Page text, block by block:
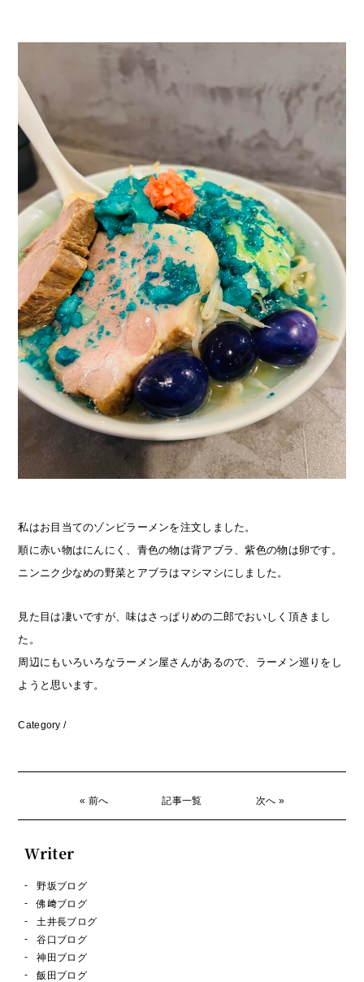
私はお目当てのゾンビラーメンを注文しました。
順に赤い物はにんにく、青色の物は背アブラ、紫色の物は卵です。
ニンニク少なめの野菜とアブラはマシマシにしました。
見た目は凄いですが、味はさっぱりめの二郎でおいしく頂きまし
た。
周辺にもいろいろなラーメン屋さんがあるので、ラーメン巡りをし
ようと思います。
Category /
« 前へ 記事一覧 次へ »
Writer
野坂ブログ
佛﨑ブログ
土井長ブログ
谷口ブログ
神田ブログ
飯田ブログ